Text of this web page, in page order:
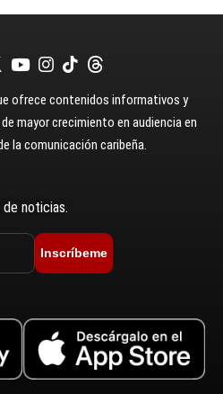
ofrece contenidos informativos y
mayor crecimiento en audiencia en
la comunicación caribeña.
noticias.
Inscríbeme